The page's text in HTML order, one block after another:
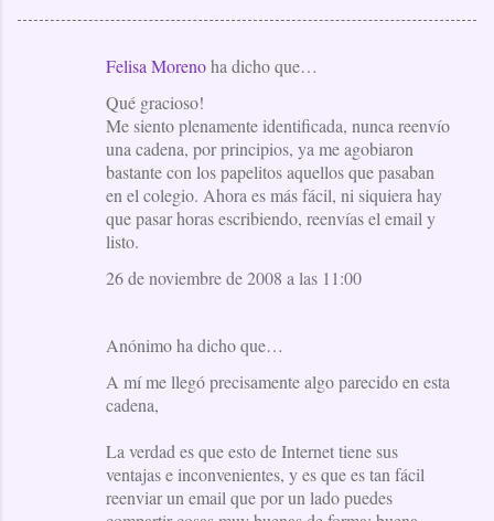
Felisa Morenoha dicho que…
Qué gracioso!
Me siento plenamente identificada, nunca reenvío
una cadena, por principios, ya me agobiaron
bastante con los papelitos aquellos que pasaban
en el colegio. Ahora es más fácil, ni siquiera hay
que pasar horas escribiendo, reenvías el email y
listo.
26 de noviembre de 2008 a las 11:00
Anónimo ha dicho que…
A mí me llegó precisamente algo parecido en esta
cadena,
La verdad es que esto de Internet tiene sus
ventajas e inconvenientes, y es que es tan fácil
reenviar un email que por un lado puedes